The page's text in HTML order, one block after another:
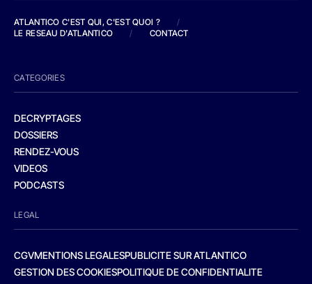
ATLANTICO C'EST QUI, C'EST QUOI ?
/
LE RESEAU D'ATLANTICO
/ CONTACT
CATEGORIES
DECRYPTAGES
DOSSIERS
RENDEZ-VOUS
VIDEOS
PODCASTS
LEGAL
CGVMENTIONS LEGALESPUBLICITE SUR ATLANTICO
GESTION DES COOKIESPOLITIQUE DE CONFIDENTIALITE